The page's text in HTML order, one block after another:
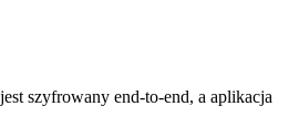
szyfrowany end-to-end, a aplikacja